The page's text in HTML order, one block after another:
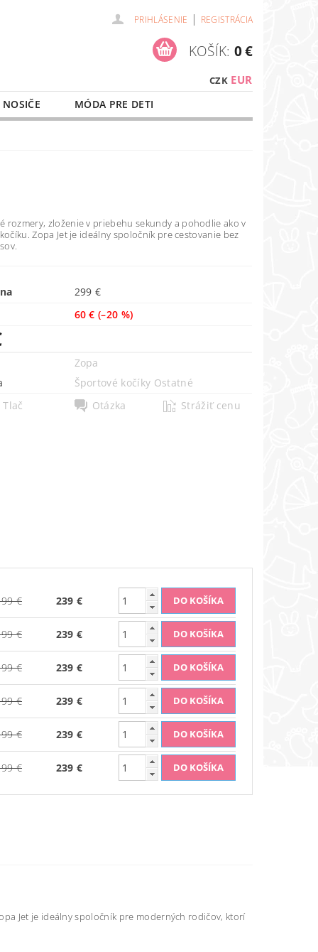
PRIHLÁSENIE | REGISTRÁCIA
CZK EUR
KOŠÍK: 0 €
MÓDA PRE DETI
rozmery, zloženie v priebehu sekundy a pohodlie ako v
Zopa Jet je ideálny spoločník pre cestovanie bez
299 €
60 €(–20 %)
Zopa
Športové kočíky Ostatné
Tlač
Otázka Strážiť cenu
€ 239 €
€ 239 €
€ 239 €
€ 239 €
€ 239 €
€ 239 €
Jet je ideálny spoločník pre moderných rodičov, ktorí